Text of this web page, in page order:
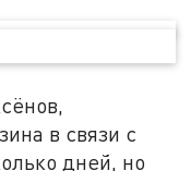
в связи с
дней, но